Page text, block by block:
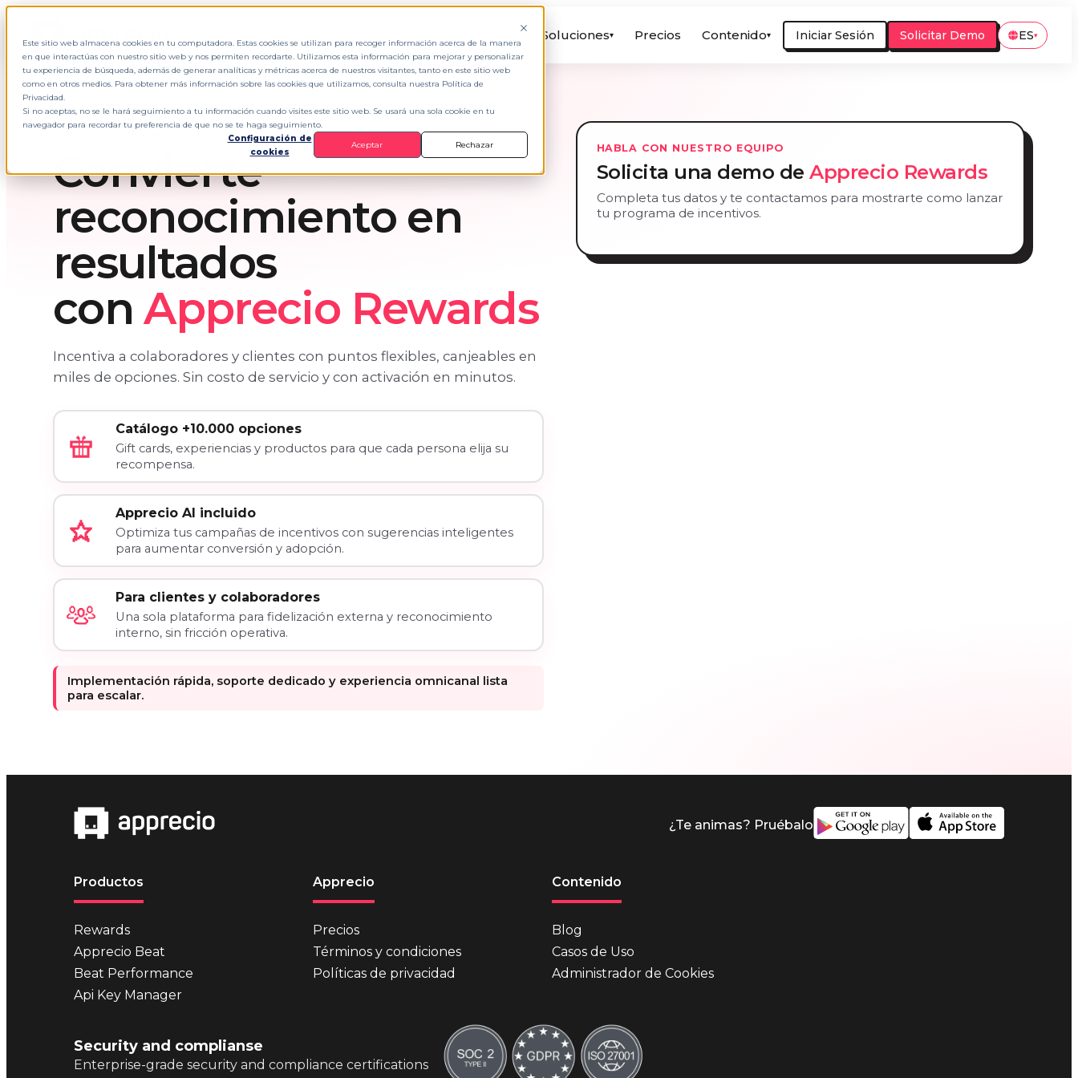
Este sitio web almacena cookies en tu computadora. Estas cookies se utilizan para recoger información acerca de la manera
en que interactúas con nuestro sitio web y nos permiten recordarte. Utilizamos esta información para mejorar y personalizar
tu experiencia de búsqueda, además de generar analíticas y métricas acerca de nuestros visitantes, tanto en este sitio web
como en otros medios. Para obtener más información sobre las cookies que utilizamos, consulta nuestra Política de
Privacidad.
Si no aceptas, no se le hará seguimiento a tu información cuando visites este sitio web. Se usará una sola cookie en tu
navegador para recordar tu preferencia de que no se te haga seguimiento.
Configuración de
cookies
Aceptar Rechazar
Soluciones▾ Precios Contenido▾ Iniciar Sesión Solicitar Demo ES▾
Convierte
reconocimiento en
resultados
conApprecio Rewards
Incentiva a colaboradores y clientes con puntos flexibles, canjeables en
miles de opciones. Sin costo de servicio y con activación en minutos.
Catálogo +10.000 opciones
Gift cards, experiencias y productos para que cada persona elija su
recompensa.
Apprecio AI incluido
Optimiza tus campañas de incentivos con sugerencias inteligentes
para aumentar conversión y adopción.
Para clientes y colaboradores
Una sola plataforma para fidelización externa y reconocimiento
interno, sin fricción operativa.
Implementación rápida, soporte dedicado y experiencia omnicanal lista
para escalar.
HABLA CON NUESTRO EQUIPO
Solicita una demo deApprecio Rewards
Completa tus datos y te contactamos para mostrarte como lanzar
tu programa de incentivos.
¿Te animas? Pruébalo
Productos
Rewards
Apprecio Beat
Beat Performance
Api Key Manager
Apprecio
Precios
Términos y condiciones
Políticas de privacidad
Contenido
Blog
Casos de Uso
Administrador de Cookies
Security and complianse
Enterprise-grade security and compliance certifications